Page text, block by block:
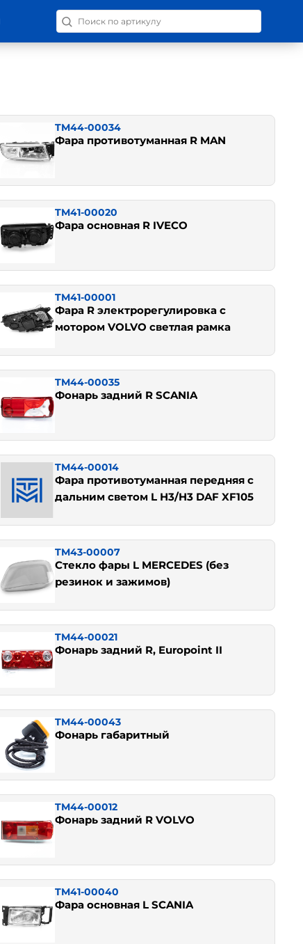
Поиск запчастей по номеру
TM44-00034
Фара противотуманная R MAN
TM41-00020
Фара основная R IVECO
TM41-00001
Фара R электрорегулировка с
мотором VOLVO светлая рамка
TM44-00035
Фонарь задний R SCANIA
TM44-00014
Фара противотуманная передняя с
дальним светом L Н3/H3 DAF XF105
TM43-00007
Стекло фары L MERCEDES (без
резинок и зажимов)
TM44-00021
Фонарь задний R, Europoint II
TM44-00043
Фонарь габаритный
TM44-00012
Фонарь задний R VOLVO
TM41-00040
Фара основная L SCANIA